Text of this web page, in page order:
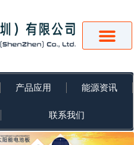
产品应用 能源资讯
联系我们